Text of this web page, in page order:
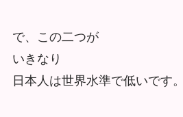
で、この二つが
いきなり
日本人は世界水準で低いです。